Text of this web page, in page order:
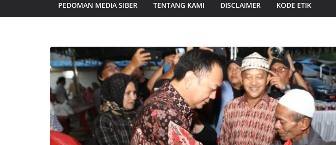
PEDOMAN MEDIA SIBER TENTANG KAMI DISCLAIMER KODE ETIK